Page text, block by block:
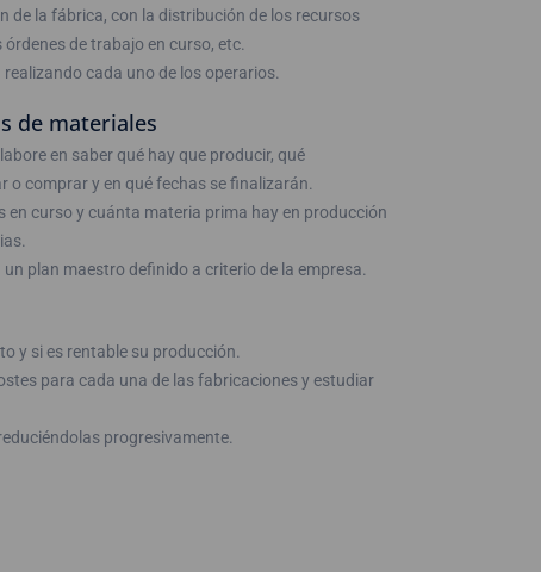
de la fábrica, con la distribución de los recursos
de trabajo en curso, etc.
cada uno de los operarios.
de materiales
en saber qué hay que producir, qué
o comprar y en qué fechas se finalizarán.
en curso y cuánta materia prima hay en producción
plan maestro definido a criterio de la empresa.
y si es rentable su producción.
para cada una de las fabricaciones y estudiar
progresivamente.